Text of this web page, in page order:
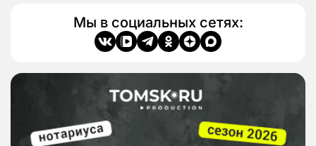
Мы в социальных сетях: